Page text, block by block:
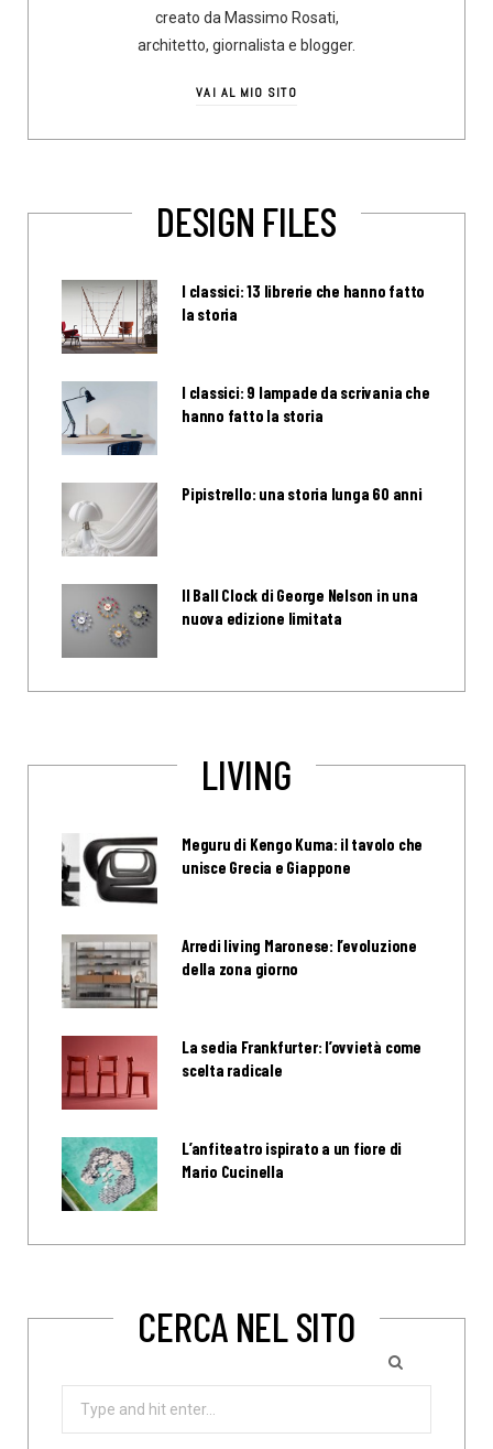
creato da Massimo Rosati,
architetto, giornalista e blogger.
VAI AL MIO SITO
DESIGN FILES
I classici: 13 librerie che hanno fatto
la storia
I classici: 9 lampade da scrivania che
hanno fatto la storia
Pipistrello: una storia lunga 60 anni
Il Ball Clock di George Nelson in una
nuova edizione limitata
LIVING
Meguru di Kengo Kuma: il tavolo che
unisce Grecia e Giappone
Arredi living Maronese: l’evoluzione
della zona giorno
La sedia Frankfurter: l’ovvietà come
scelta radicale
L’anfiteatro ispirato a un fiore di
Mario Cucinella
CERCA NEL SITO
Search